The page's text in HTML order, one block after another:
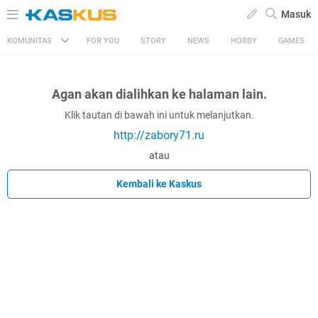
Masuk
KOMUNITAS FOR YOU STORY NEWS HOBBY GAMES
Agan akan dialihkan ke halaman lain.
Klik tautan di bawah ini untuk melanjutkan.
http://zabory71.ru
atau
Kembali ke Kaskus